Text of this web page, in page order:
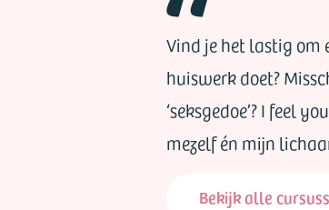
Vind je het lastig om
huiswerk doet?
‘seksgedoe’? I feel
mezelf én mijn
Bekijk alle